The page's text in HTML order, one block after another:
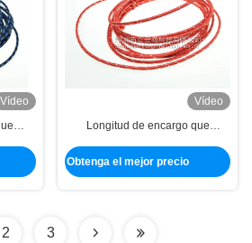
Vídeo
Vídeo
Longitud de encargo que
cubierta del tubo para las
Obtenga el mejor precio
2 3